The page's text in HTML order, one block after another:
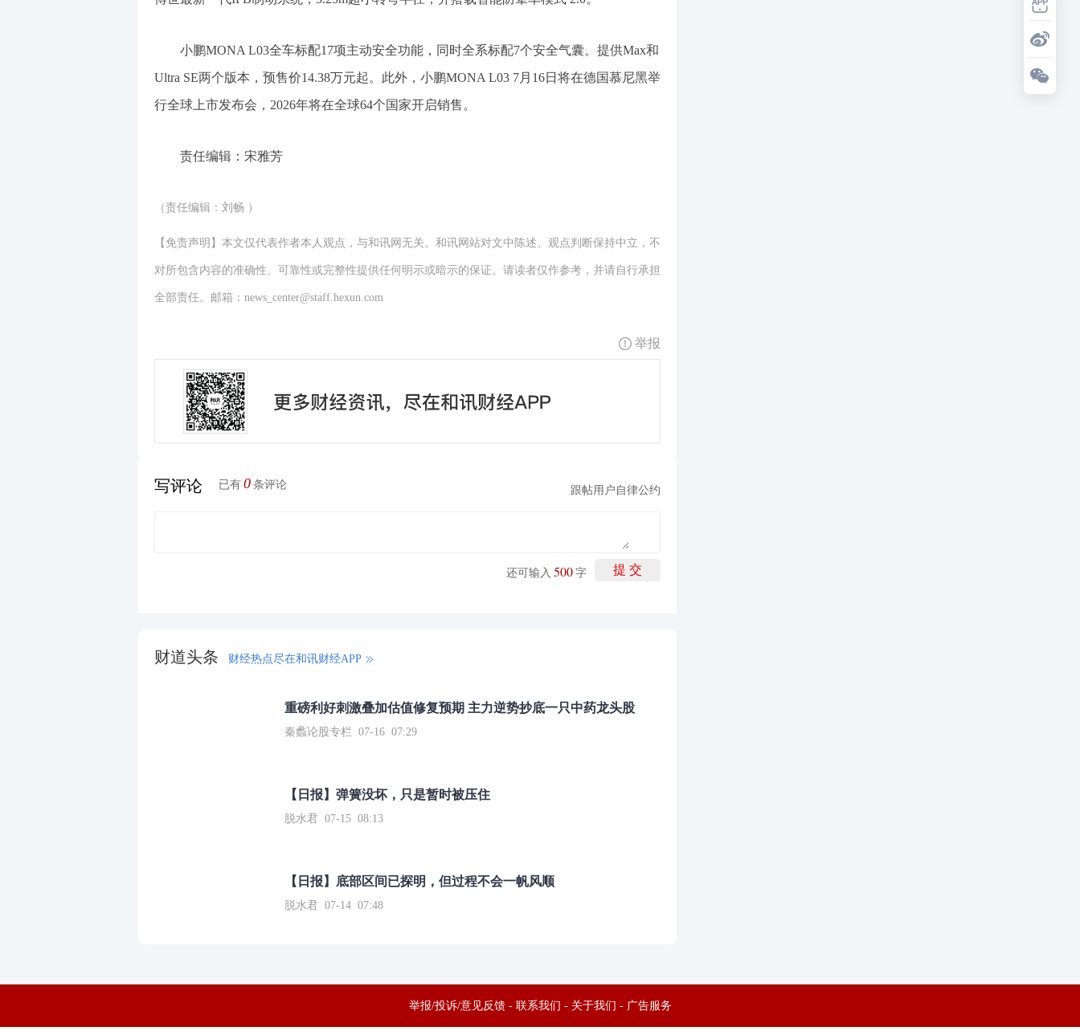
小鹏MONA L03全车标配17项主动安全功能，同时全系标配7个安全气囊。提供Max和
Ultra SE两个版本，预售价14.38万元起。此外，小鹏MONA L03 7月16日将在德国慕尼黑举
行全球上市发布会，2026年将在全球64个国家开启销售。
责任编辑：宋雅芳
（责任编辑：刘畅 ）
【免责声明】本文仅代表作者本人观点，与和讯网无关。和讯网站对文中陈述、观点判断保持中立，不
对所包含内容的准确性、可靠性或完整性提供任何明示或暗示的保证。请读者仅作参考，并请自行承担
全部责任。邮箱：news_center@staff.hexun.com
举报
写评论 已有 0 条评论 跟帖用户自律公约
提 交
还可输入 500 字
财道头条 财经热点尽在和讯财经APP
重磅利好刺激叠加估值修复预期 主力逆势抄底一只中药龙头股
秦蠡论股专栏 07-16 07:29
【日报】弹簧没坏，只是暂时被压住
脱水君 07-15 08:13
【日报】底部区间已探明，但过程不会一帆风顺
脱水君 07-14 07:48
举报/投诉/意见反馈- 联系我们 - 关于我们 - 广告服务